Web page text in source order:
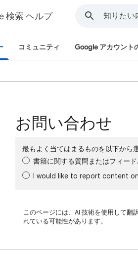
検索 ヘルプ
コミュニティ Google アカウント
お問い合わせ
最もよく当てはまるものを以下から
書籍に関する質問またはフィー
I would like to report content
このページには、AI 技術を使用して翻
れている可能性があります。